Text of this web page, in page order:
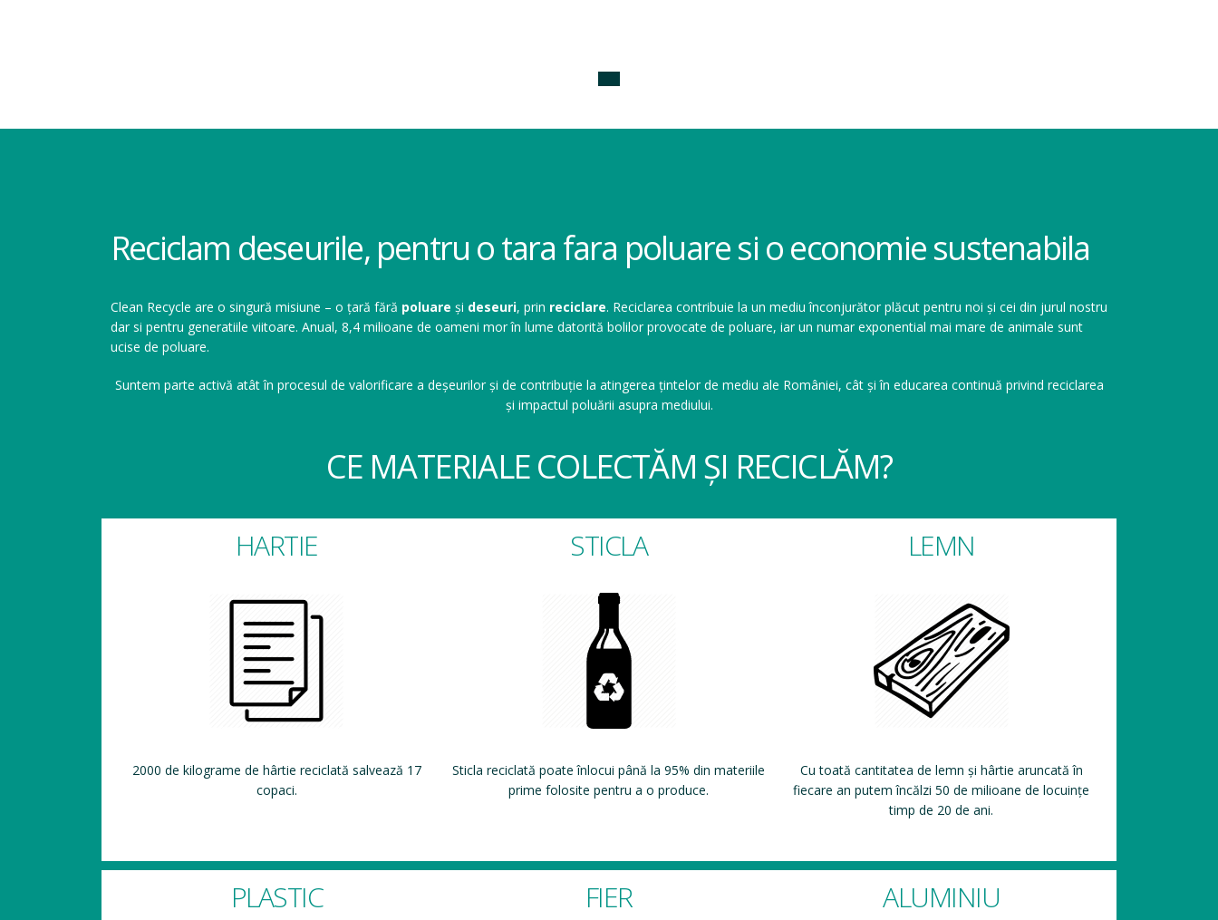
Reciclam deseurile, pentru o tara fara poluare si o economie sustenabila
Clean Recycle are o singură misiune – o țară fără poluare și deseuri, prin reciclare. Reciclarea contribuie la un mediu înconjurător plăcut pentru noi și cei din jurul nostru
dar si pentru generatiile viitoare. Anual, 8,4 milioane de oameni mor în lume datorită bolilor provocate de poluare, iar un numar exponential mai mare de animale sunt
ucise de poluare.
Suntem parte activă atât în procesul de valorificare a deșeurilor și de contribuție la atingerea țintelor de mediu ale României, cât și în educarea continuă privind reciclarea
și impactul poluării asupra mediului.
CE MATERIALE COLECTĂM ȘI RECICLĂM?
HARTIE
2000 de kilograme de hârtie reciclată salvează 17
copaci.
STICLA
Sticla reciclată poate înlocui până la 95% din materiile
prime folosite pentru a o produce.
LEMN
Cu toată cantitatea de lemn și hârtie aruncată în
fiecare an putem încălzi 50 de milioane de locuințe
timp de 20 de ani.
PLASTIC FIER ALUMINIU